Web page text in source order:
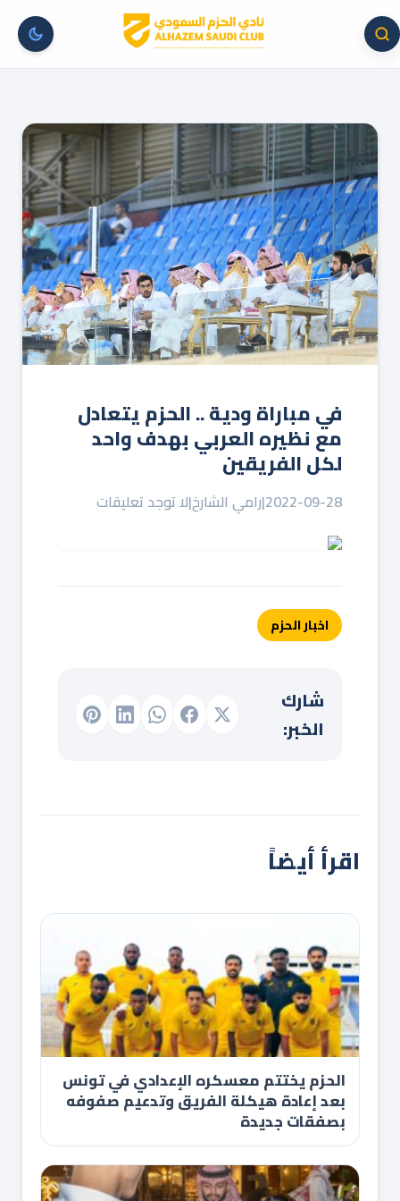
في مباراة ودية .. الحزم يتعادل
مع نظيره العربي بهدف واحد
لكل الفريقين
2022-09-28
|رامي الشارخ|لا توجد تعليقات
اخبار الحزم
شارك
الخبر:
اقرأ أيضاً
الحزم يختتم معسكره الإعدادي في تونس
بعد إعادة هيكلة الفريق وتدعيم صفوفه
بصفقات جديدة